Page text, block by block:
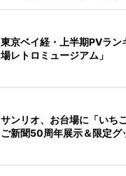
東京ベイ経・上半期PVラン
場レトロミュージアム」
サンリオ、お台場に「いち
ご新聞50周年展示＆限定グ